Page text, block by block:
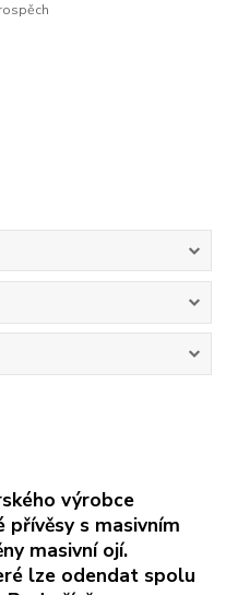
výrobce
přívěsy s masivním
masivní ojí.
lze odendat spolu